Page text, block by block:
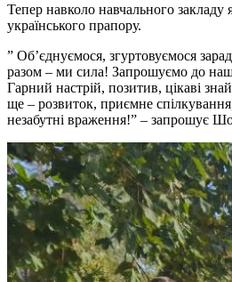
Тепер навколо навчального закладу
українського прапору.
” Об’єднуємося, згуртовуємося
разом – ми сила! Запрошуємо до
Гарний настрій, позитив, цікаві
ще – розвиток, приємне спілкування,
незабутні враження!” – запрошує